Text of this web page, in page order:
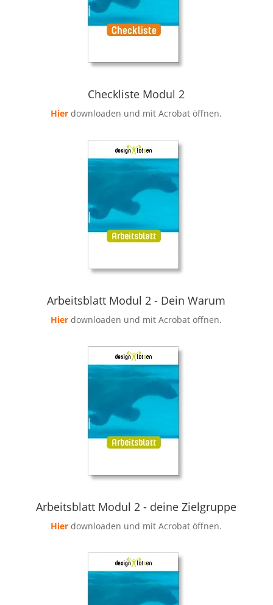
Checkliste Modul 2
Hier downloaden und mit Acrobat öffnen.
Arbeitsblatt Modul 2 - Dein Warum
Hier downloaden und mit Acrobat öffnen.
Arbeitsblatt Modul 2 - deine Zielgruppe
Hier downloaden und mit Acrobat öffnen.